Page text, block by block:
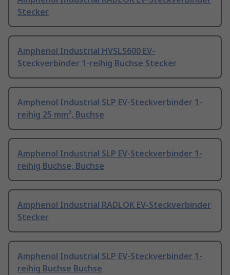
Stecker
Amphenol Industrial HVSLS600 EV-
Steckverbinder 1-reihig Buchse Stecker
Amphenol Industrial SLP EV-Steckverbinder 1-
reihig 25 mm², Buchse
Amphenol Industrial SLP EV-Steckverbinder 1-
reihig Buchse, Buchse
Amphenol Industrial RADLOK EV-Steckverbinder
Stecker
Amphenol Industrial SLP EV-Steckverbinder 1-
reihig Buchse Buchse